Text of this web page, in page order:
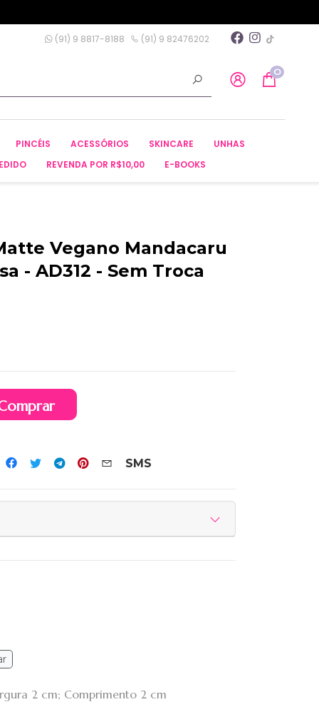
(91) 9 8817-8188 (91) 9 82476202
0
PINCÉIS ACESSÓRIOS SKINCARE
UNHAS
REVENDA POR R$10,00 E-BOOKS
Vegano Mandacaru
- AD312 - Sem Troca
SMS
2 cm; Comprimento 2 cm